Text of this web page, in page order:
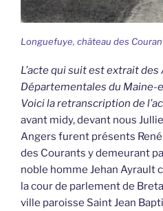
Longuefuye, château des
L’acte qui suit est extrait des
Départementales du Maine-
Voici la retranscription de
avant midy, devant nous
Angers furent présents
des Courants y demeurant
noble homme Jehan Ayrault
la cour de parlement de
ville paroisse Saint Jean